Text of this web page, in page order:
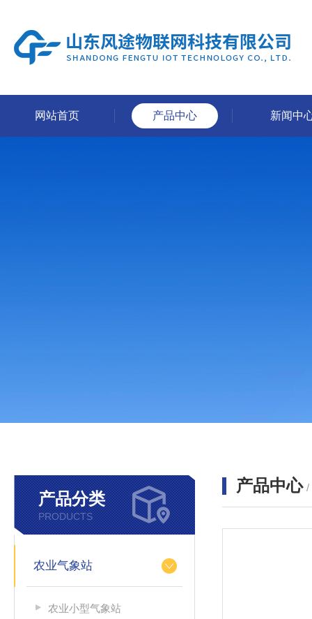
网站首页 产品中心 新闻中
产品分类
PRODUCTS
农业气象站
农业小型气象站
产品中心 /